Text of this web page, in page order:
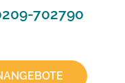
702790